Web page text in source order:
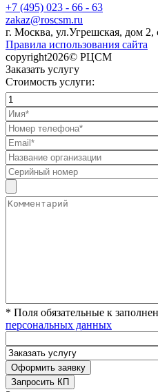
+7 (495) 023 - 66 - 63
zakaz@roscsm.ru
г. Москва, ул.Угрешская, дом 2,
Правила использования сайта
copyright2026© РЦСМ
Заказать услугу
Стоимость услуги:
* Поля обязательные к
персональных данных